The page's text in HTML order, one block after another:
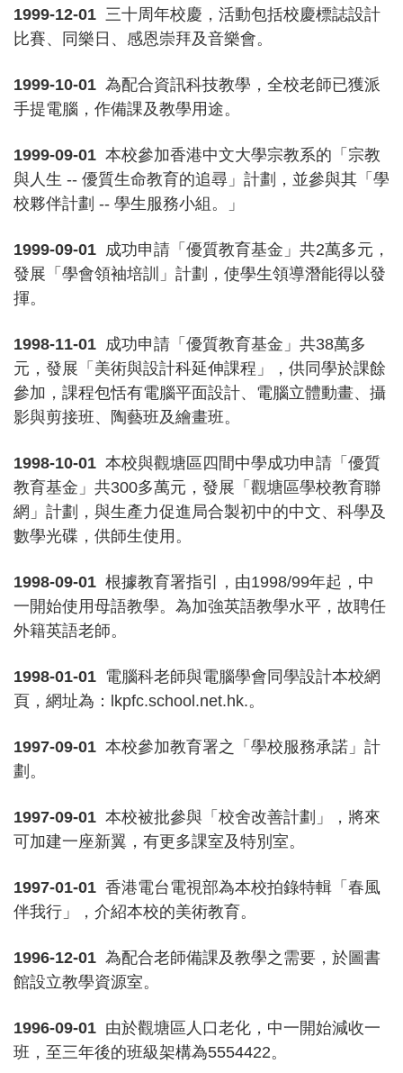
1999-12-01 三十周年校慶，活動包括校慶標誌設計
比賽、同樂日、感恩崇拜及音樂會。
1999-10-01 為配合資訊科技教學，全校老師已獲派
手提電腦，作備課及教學用途。
1999-09-01 本校參加香港中文大學宗教系的「宗教
與人生 -- 優質生命教育的追尋」計劃，並參與其「學
校夥伴計劃 -- 學生服務小組。」
1999-09-01 成功申請「優質教育基金」共2萬多元，
發展「學會領袖培訓」計劃，使學生領導潛能得以發
揮。
1998-11-01 成功申請「優質教育基金」共38萬多
元，發展「美術與設計科延伸課程」，供同學於課餘
參加，課程包恬有電腦平面設計、電腦立體動畫、攝
影與剪接班、陶藝班及繪畫班。
1998-10-01 本校與觀塘區四間中學成功申請「優質
教育基金」共300多萬元，發展「觀塘區學校教育聯
網」計劃，與生產力促進局合製初中的中文、科學及
數學光碟，供師生使用。
1998-09-01 根據教育署指引，由1998/99年起，中
一開始使用母語教學。為加強英語教學水平，故聘任
外籍英語老師。
1998-01-01 電腦科老師與電腦學會同學設計本校網
頁，網址為：lkpfc.school.net.hk.。
1997-09-01 本校參加教育署之「學校服務承諾」計
劃。
1997-09-01 本校被批參與「校舍改善計劃」，將來
可加建一座新翼，有更多課室及特別室。
1997-01-01 香港電台電視部為本校拍錄特輯「春風
伴我行」，介紹本校的美術教育。
1996-12-01 為配合老師備課及教學之需要，於圖書
館設立教學資源室。
1996-09-01 由於觀塘區人口老化，中一開始減收一
班，至三年後的班級架構為5554422。